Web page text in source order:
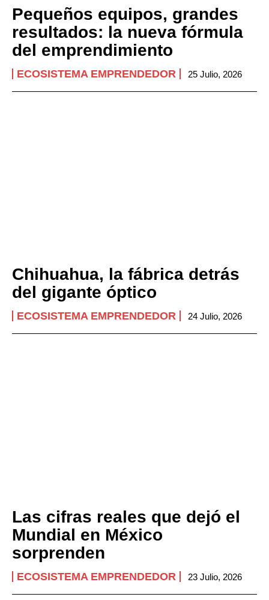
Pequeños equipos, grandes
resultados: la nueva fórmula
del emprendimiento
ECOSISTEMA EMPRENDEDOR 25 Julio, 2026
Chihuahua, la fábrica detrás
del gigante óptico
ECOSISTEMA EMPRENDEDOR 24 Julio, 2026
Las cifras reales que dejó el
Mundial en México
sorprenden
ECOSISTEMA EMPRENDEDOR 23 Julio, 2026